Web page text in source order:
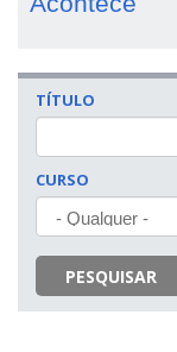
TÍTULO
CURSO
PESQUISAR